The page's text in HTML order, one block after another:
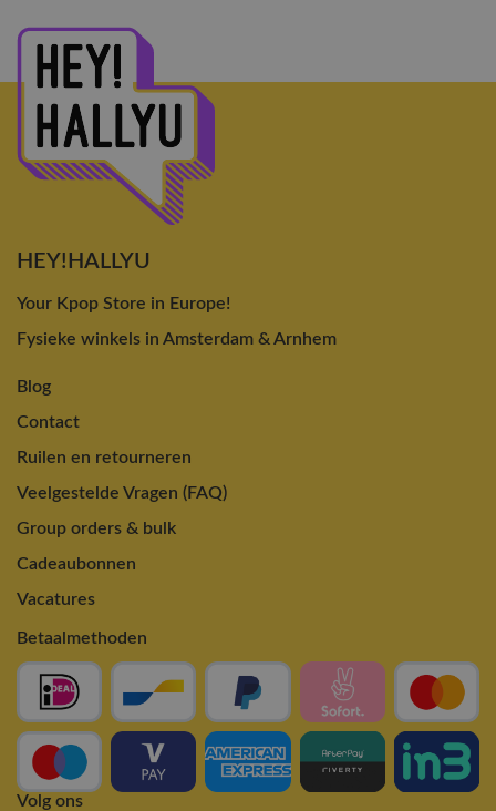
HEY!HALLYU
Your Kpop Store in Europe!
Fysieke winkels in Amsterdam & Arnhem
Blog
Contact
Ruilen en retourneren
Veelgestelde Vragen (FAQ)
Group orders & bulk
Cadeaubonnen
Vacatures
Betaalmethoden
Volg ons